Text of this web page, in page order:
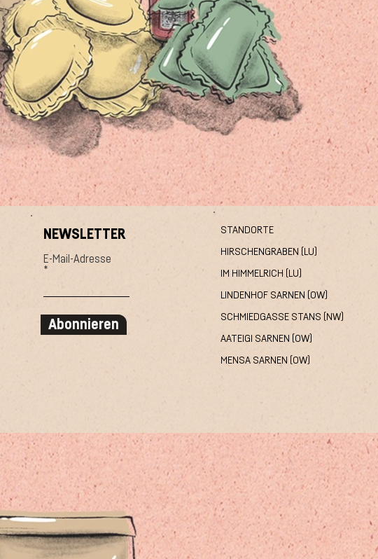
NEWSLETTER
E-Mail-Adresse
Abonnieren
STANDORTE
HIRSCHENGRABEN (LU)
IM HIMMELRICH (LU)
LINDENHOF SARNEN (OW)
SCHMIEDGASSE STANS (NW)
AATEIGI SARNEN (OW)
MENSA SARNEN (OW)